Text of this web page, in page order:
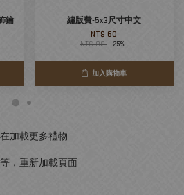
鑰
繡版費-5x3尺寸中文
NT$ 60
NT$ 80 -25%
加入購物車
加載更多禮物
，重新加載頁面